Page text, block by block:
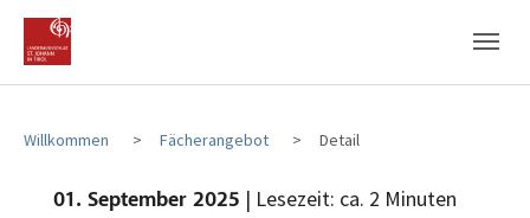
Zum Hauptinhalt
Zum Fußbereich
Willkommen Fächerangebot Detail
01. September 2025 | Lesezeit: ca. 2 Minuten